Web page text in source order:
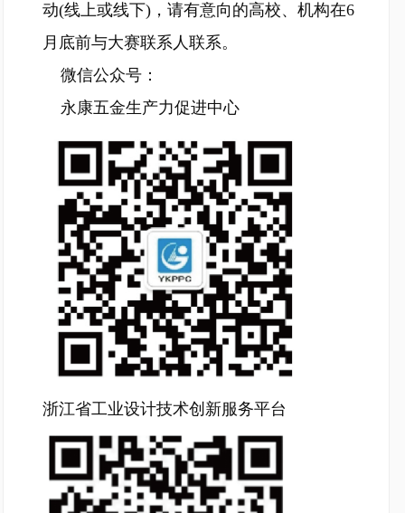
动(线上或线下)，请有意向的高校、机构在6
月底前与大赛联系人联系。
微信公众号：
永康五金生产力促进中心
浙江省工业设计技术创新服务平台